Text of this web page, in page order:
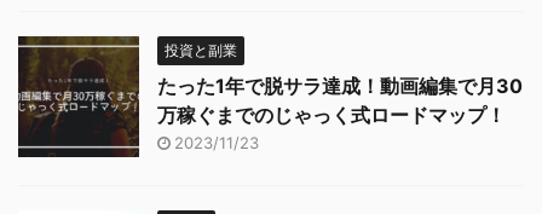
投資と副業
たった1年で脱サラ達成！動画編集で月30
万稼ぐまでのじゃっく式ロードマップ！
2023/11/23